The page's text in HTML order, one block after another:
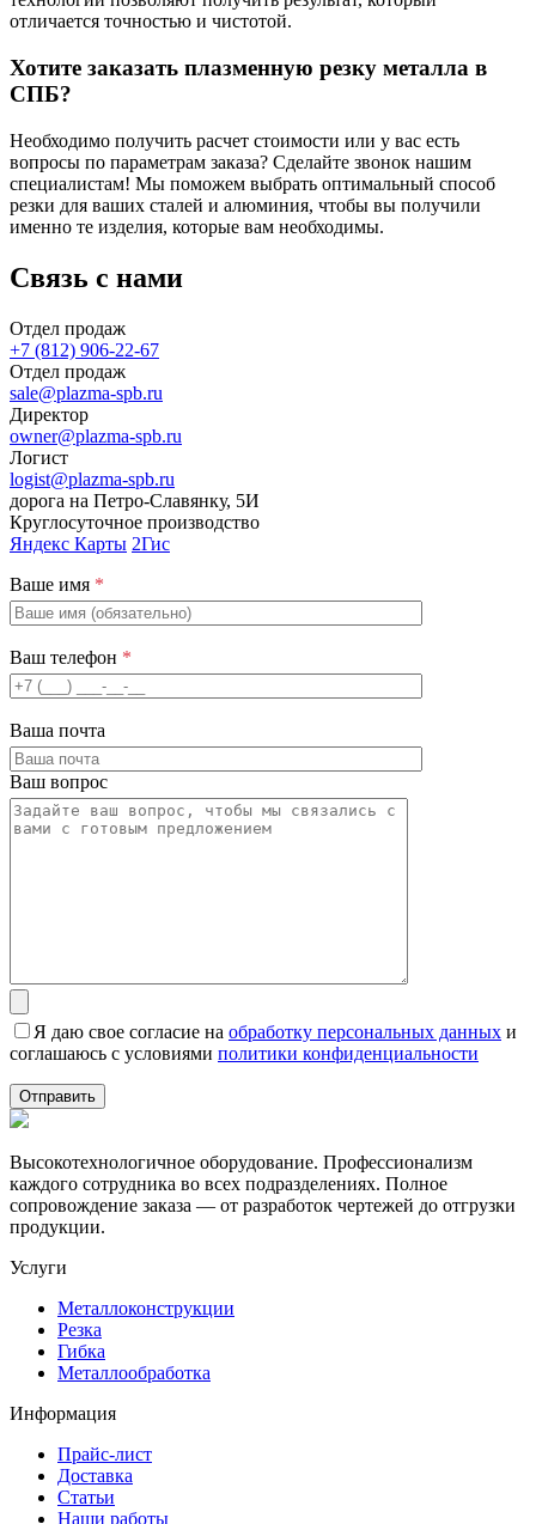
отличается точностью и чистотой.
Хотите заказать плазменную резку металла в
СПБ?
Необходимо получить расчет стоимости или у вас есть
вопросы по параметрам заказа? Сделайте звонок нашим
специалистам! Мы поможем выбрать оптимальный способ
резки для ваших сталей и алюминия, чтобы вы получили
именно те изделия, которые вам необходимы.
Связь с нами
Отдел продаж
+7 (812) 906-22-67
Отдел продаж
sale@plazma-spb.ru
Директор
owner@plazma-spb.ru
Логист
logist@plazma-spb.ru
дорога на Петро-Славянку, 5И
Круглосуточное производство
Яндекс Карты 2Гис
Ваше имя *
Ваш телефон *
Ваша почта
Ваш вопрос
Я даю свое согласие на обработку персональных данных и
соглашаюсь с условиями политики конфиденциальности
Высокотехнологичное оборудование. Профессионализм
каждого сотрудника во всех подразделениях. Полное
сопровождение заказа — от разработок чертежей до отгрузки
продукции.
Услуги
Металлоконструкции
Резка
Гибка
Металлообработка
Информация
Прайс-лист
Доставка
Статьи
Наши работы